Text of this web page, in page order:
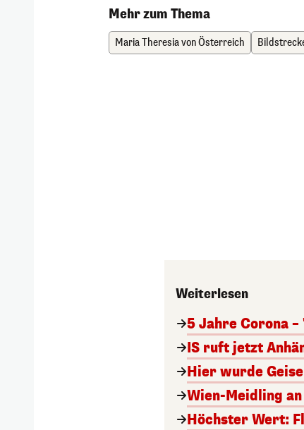
Mehr zum Thema
Maria Theresia von Österreich
Weiterlesen
5 Jahre Corona
IS ruft jetzt
Hier wurde
Wien-Meidling
Höchster Wert: